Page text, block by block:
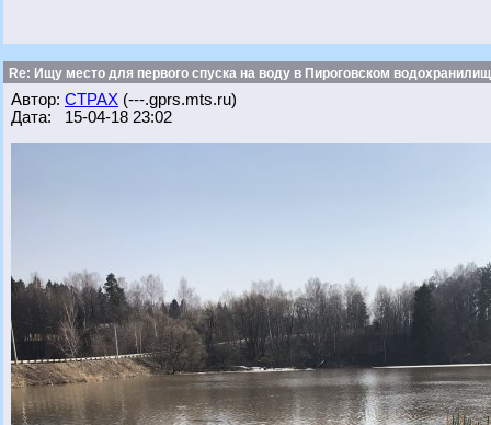
Re: Ищу место для первого спуска на воду в Пироговском
Автор: CTPAX (---.gprs.mts.ru)
Дата: 15-04-18 23:02